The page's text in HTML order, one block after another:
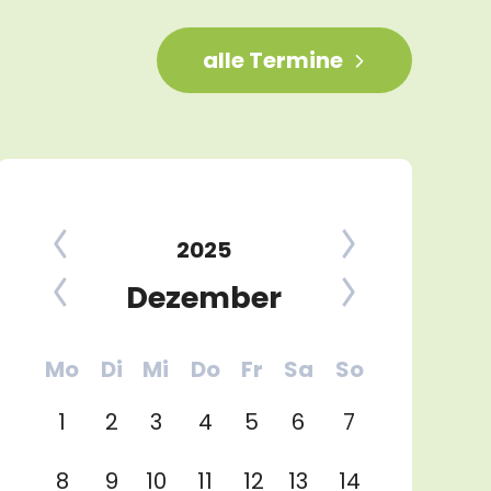
alle Termine
2025
Dezember
Mo Di Mi Do Fr Sa
So
1
2 3 4 5 6
7
8
9 10 11 12 13 14